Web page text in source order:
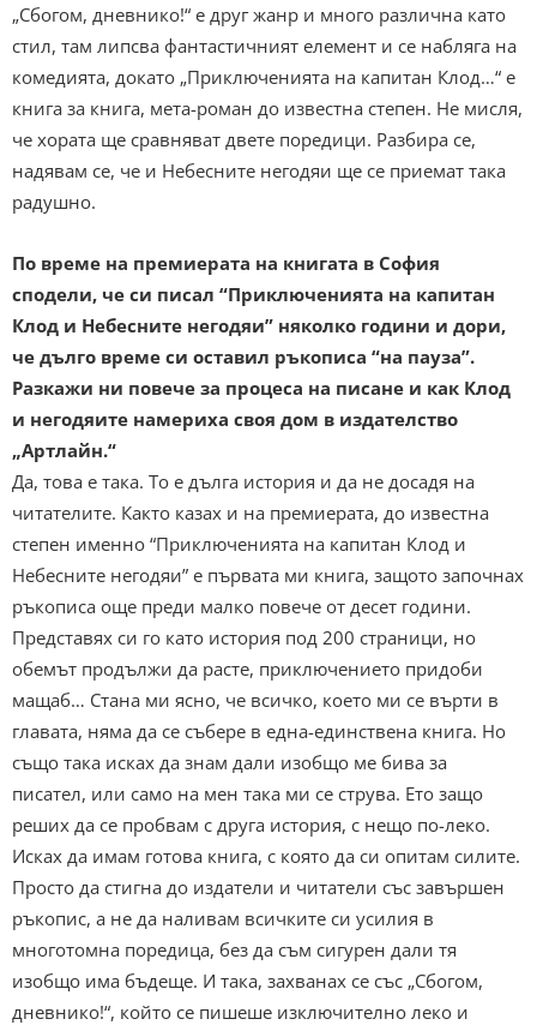
„Сбогом, дневнико!“ е друг жанр и много различна като
стил, там липсва фантастичният елемент и се набляга на
комедията, докато „Приключенията на капитан Клод…“ е
книга за книга, мета-роман до известна степен. Не мисля,
че хората ще сравняват двете поредици. Разбира се,
надявам се, че и Небесните негодяи ще се приемат така
радушно.
По време на премиерата на книгата в София
сподели, че си писал “Приключенията на капитан
Клод и Небесните негодяи” няколко години и дори,
че дълго време си оставил ръкописа “на пауза”.
Разкажи ни повече за процеса на писане и как Клод
и негодяите намериха своя дом в издателство
„Артлайн.“
Да, това е така. То е дълга история и да не досадя на
читателите. Както казах и на премиерата, до известна
степен именно “Приключенията на капитан Клод и
Небесните негодяи” е първата ми книга, защото започнах
ръкописа още преди малко повече от десет години.
Представях си го като история под 200 страници, но
обемът продължи да расте, приключението придоби
мащаб… Стана ми ясно, че всичко, което ми се върти в
главата, няма да се събере в една-единствена книга. Но
също така исках да знам дали изобщо ме бива за
писател, или само на мен така ми се струва. Ето защо
реших да се пробвам с друга история, с нещо по-леко.
Исках да имам готова книга, с която да си опитам силите.
Просто да стигна до издатели и читатели със завършен
ръкопис, а не да наливам всичките си усилия в
многотомна поредица, без да съм сигурен дали тя
изобщо има бъдеще. И така, захванах се със „Сбогом,
дневнико!“, който се пишеше изключително леко и